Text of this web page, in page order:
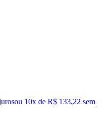
ou 10x de R$ 133,22 sem